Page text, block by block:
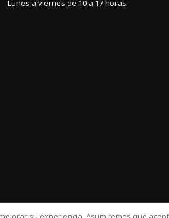
Lunes a viernes de 10 a 17 horas.